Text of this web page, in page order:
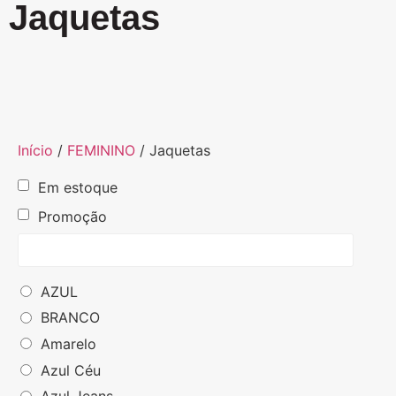
Jaquetas
Início / FEMININO / Jaquetas
Em estoque
Promoção
AZUL
BRANCO
Amarelo
Azul Céu